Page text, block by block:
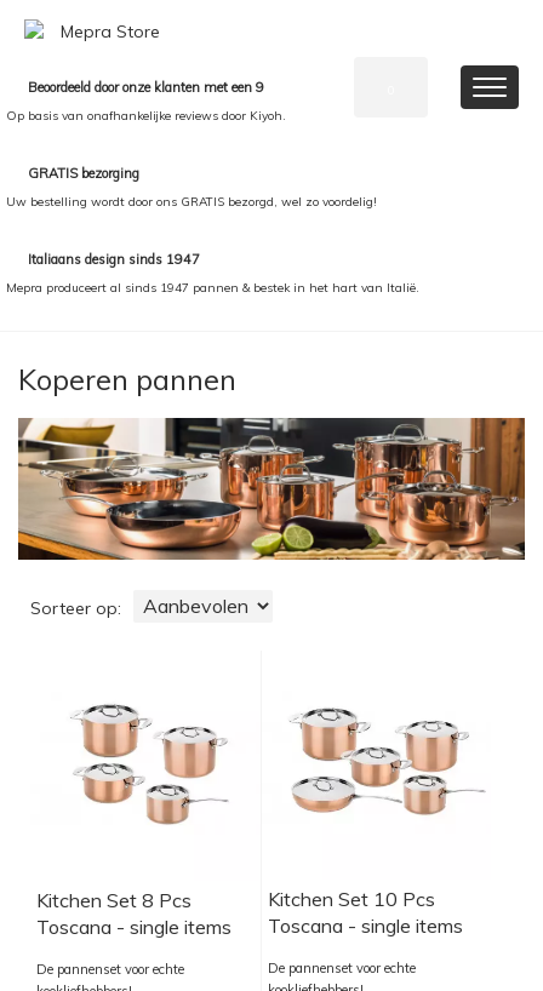
Beoordeeld door onze klanten met een 9
Op basis van onafhankelijke reviews door Kiyoh.
GRATIS bezorging
Uw bestelling wordt door ons GRATIS bezorgd, wel zo voordelig!
Italiaans design sinds 1947
Mepra produceert al sinds 1947 pannen & bestek in het hart van Italië.
Koperen pannen
Sorteer op
Kitchen Set 8 Pcs
Toscana - single items
De pannenset voor echte
Kitchen Set 10 Pcs
Toscana - single items
De pannenset voor echte